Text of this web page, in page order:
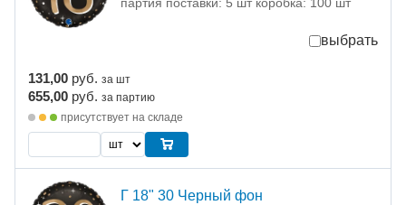
выбрать
131,00 руб. за шт
655,00 руб. за партию
присутствует на складе
Г 18" 30 Черный фон